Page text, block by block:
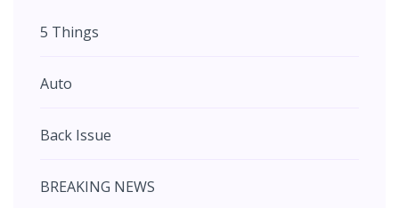
5 Things
Auto
Back Issue
BREAKING NEWS